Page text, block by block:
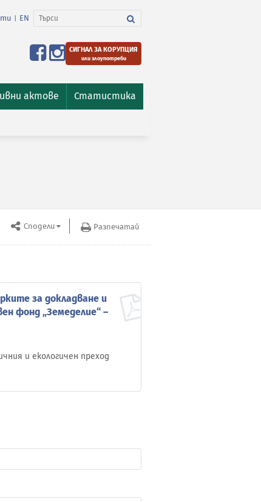
EN
СИГНАЛ ЗА КОРУПЦИЯ
или злоупотреби
актове Статистика
Сподели Разпечатай
за докладване и
фонд „Земеделие“ –
и екологичен преход